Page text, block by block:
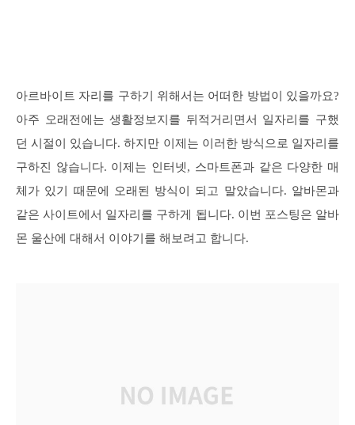
아르바이트 자리를 구하기 위해서는 어떠한 방법이 있을까요?
아주 오래전에는 생활정보지를 뒤적거리면서 일자리를 구했
던 시절이 있습니다. 하지만 이제는 이러한 방식으로 일자리를
구하진 않습니다. 이제는 인터넷, 스마트폰과 같은 다양한 매
체가 있기 때문에 오래된 방식이 되고 말았습니다. 알바몬과
같은 사이트에서 일자리를 구하게 됩니다. 이번 포스팅은 알바
몬 울산에 대해서 이야기를 해보려고 합니다.